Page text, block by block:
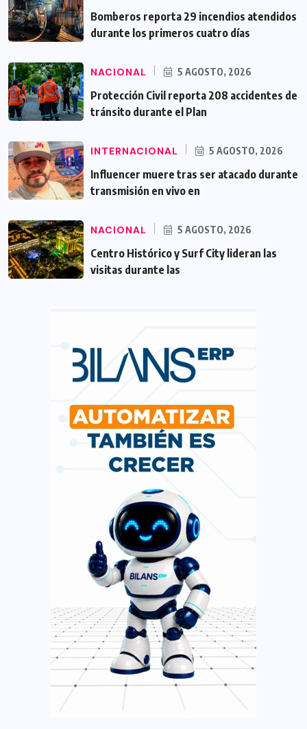
Bomberos reporta 29 incendios atendidos
durante los primeros cuatro días
NACIONAL 5 AGOSTO, 2026
Protección Civil reporta 208 accidentes de
tránsito durante el Plan
INTERNACIONAL 5 AGOSTO, 2026
Influencer muere tras ser atacado durante
transmisión en vivo en
NACIONAL 5 AGOSTO, 2026
Centro Histórico y Surf City lideran las
visitas durante las